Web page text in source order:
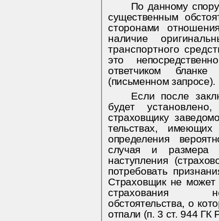
По данному
существенным
сторонами
наличие оригиналь­
транспортного
это
ответчиком
(письменном запросе).
Если после
будет
страховщику
тельствах,
определения
случая и размера
наступления
потребовать
Страховщик не может
страхова­ния
обстоятельства, о
отпали (п. 3 ст. 944 ГК